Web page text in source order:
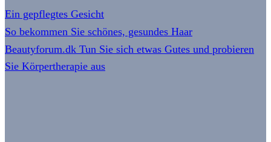
Ein gepflegtes Gesicht
So bekommen Sie schönes, gesundes Haar
Beautyforum.dk Tun Sie sich etwas Gutes und probieren
Sie Körpertherapie aus